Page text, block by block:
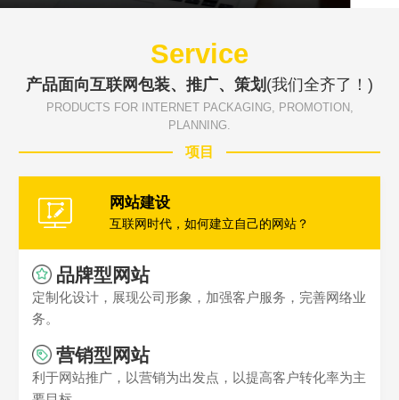
Service
产品面向互联网包装、推广、策划 (我们全齐了！)
PRODUCTS FOR INTERNET PACKAGING, PROMOTION,
PLANNING.
项目
网站建设
互联网时代，如何建立自己的网站？
品牌型网站
定制化设计，展现公司形象，加强客户服务，完善网络业
务。
营销型网站
利于网站推广，以营销为出发点，以提高客户转化率为主